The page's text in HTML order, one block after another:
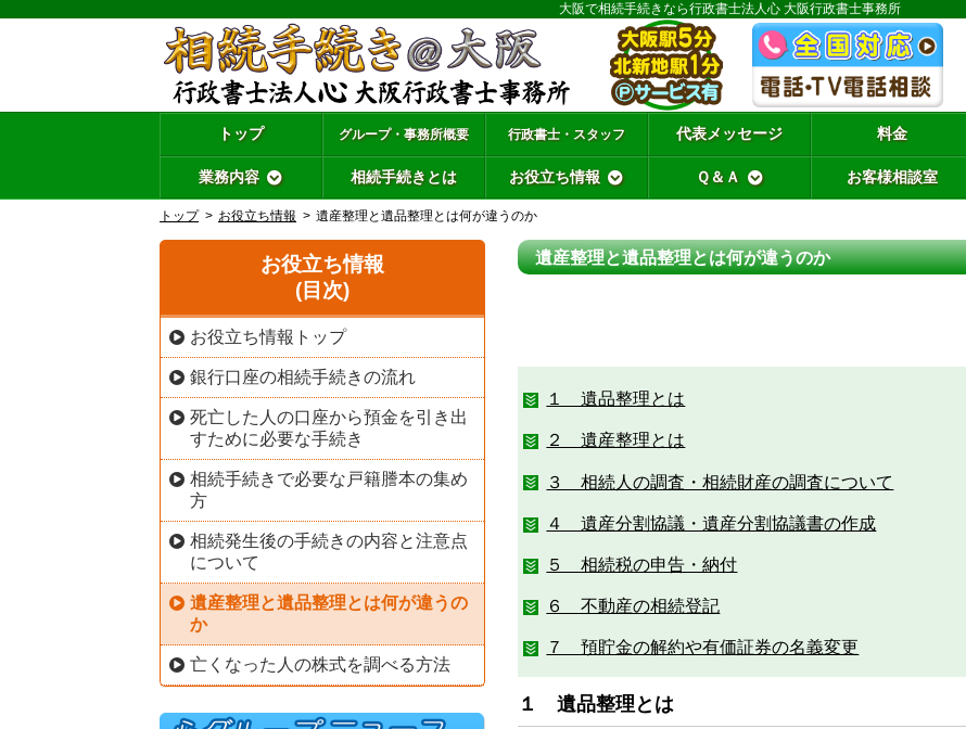
大阪で相続手続きなら行政書士法人心 大阪行政書士事務所
トップ グループ・事務所概要 行政書士・スタッフ 代表メッセージ 料金
業務内容 相続手続きとは お役立ち情報 Ｑ＆Ａ お客様相談室
トップ お役立ち情報 遺産整理と遺品整理とは何が違うのか
遺産整理と遺品整理とは何が違うのか
１ 遺品整理とは
２ 遺産整理とは
３ 相続人の調査・相続財産の調査について
４ 遺産分割協議・遺産分割協議書の作成
５ 相続税の申告・納付
６ 不動産の相続登記
７ 預貯金の解約や有価証券の名義変更
１ 遺品整理とは
お役立ち情報
(目次)
お役立ち情報トップ
銀行口座の相続手続きの流れ
死亡した人の口座から預金を引き出
すために必要な手続き
相続手続きで必要な戸籍謄本の集め
方
相続発生後の手続きの内容と注意点
について
遺産整理と遺品整理とは何が違うの
か
亡くなった人の株式を調べる方法